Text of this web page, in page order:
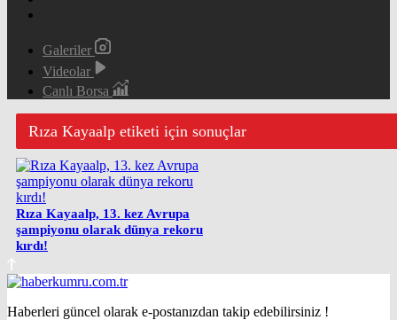
Galeriler
Videolar
Canlı Borsa
Rıza Kayaalp etiketi için sonuçlar
Rıza Kayaalp, 13. kez Avrupa
şampiyonu olarak dünya rekoru
kırdı!
Haberleri güncel olarak e-postanızdan takip edebilirsiniz !